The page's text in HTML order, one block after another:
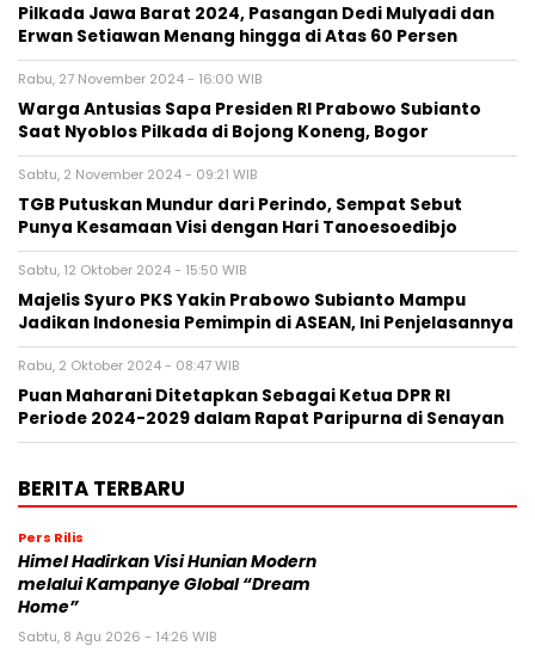
Pilkada Jawa Barat 2024, Pasangan Dedi Mulyadi dan
Erwan Setiawan Menang hingga di Atas 60 Persen
Rabu, 27 November 2024 - 16:00 WIB
Warga Antusias Sapa Presiden RI Prabowo Subianto
Saat Nyoblos Pilkada di Bojong Koneng, Bogor
Sabtu, 2 November 2024 - 09:21 WIB
TGB Putuskan Mundur dari Perindo, Sempat Sebut
Punya Kesamaan Visi dengan Hari Tanoesoedibjo
Sabtu, 12 Oktober 2024 - 15:50 WIB
Majelis Syuro PKS Yakin Prabowo Subianto Mampu
Jadikan Indonesia Pemimpin di ASEAN, Ini Penjelasannya
Rabu, 2 Oktober 2024 - 08:47 WIB
Puan Maharani Ditetapkan Sebagai Ketua DPR RI
Periode 2024-2029 dalam Rapat Paripurna di Senayan
BERITA TERBARU
Pers Rilis
Himel Hadirkan Visi Hunian Modern
melalui Kampanye Global “Dream
Home”
Sabtu, 8 Agu 2026 - 14:26 WIB